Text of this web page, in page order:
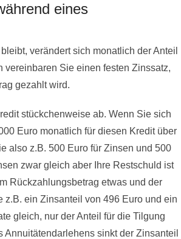
eines
verändert sich monatlich der Anteil
Sie einen festen Zinssatz,
gezahlt wird.
stückchenweise ab. Wenn Sie sich
Euro monatlich für diesen Kredit über
also z.B. 500 Euro für Zinsen und 500
zwar gleich aber Ihre Restschuld ist
Rückzahlungsbetrag etwas und der
ein Zinsanteil von 496 Euro und ein
gleich, nur der Anteil für die Tilgung
sinkt der Zinsanteil